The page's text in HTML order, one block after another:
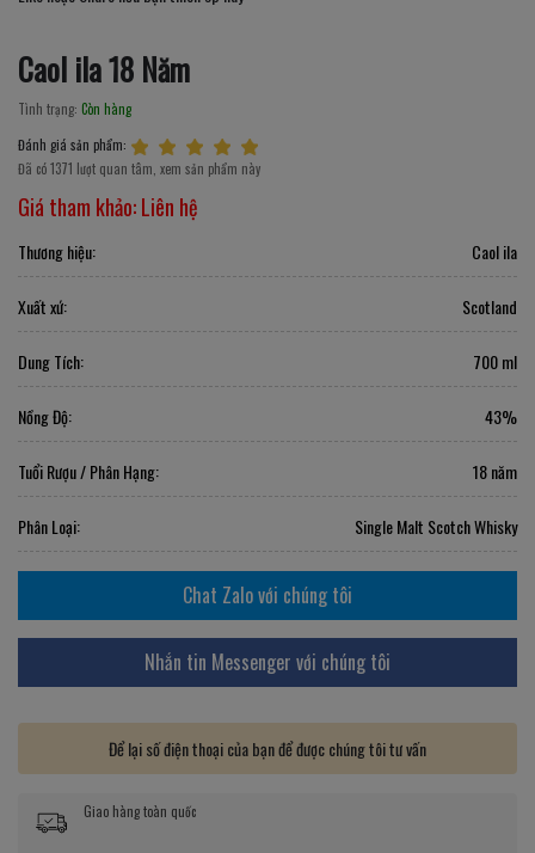
Caol ila 18 Năm
Tình trạng: Còn hàng
Đánh giá sản phẩm:
Đã có 1371 lượt quan tâm, xem sản phẩm này
Giá tham khảo:Liên hệ
Thương hiệu: Caol ila
Xuất xứ: Scotland
Dung Tích: 700 ml
Nồng Độ: 43%
Tuổi Rượu / Phân Hạng: 18 năm
Phân Loại: Single Malt Scotch Whisky
Chat Zalo với chúng tôi
Nhắn tin Messenger với chúng tôi
Để lại số điện thoại của bạn để được chúng tôi tư vấn
Giao hàng toàn quốc